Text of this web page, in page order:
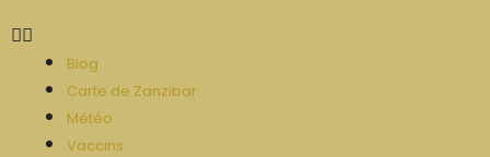
Blog
Carte de Zanzibar
Météo
Vaccins